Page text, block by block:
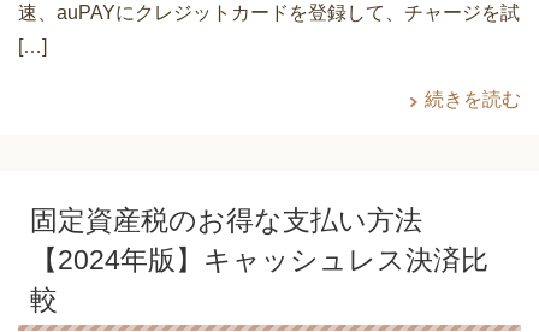
速、auPAYにクレジットカードを登録して、チャージを試
[…]
続きを読む
固定資産税のお得な支払い方法
【2024年版】キャッシュレス決済比
較